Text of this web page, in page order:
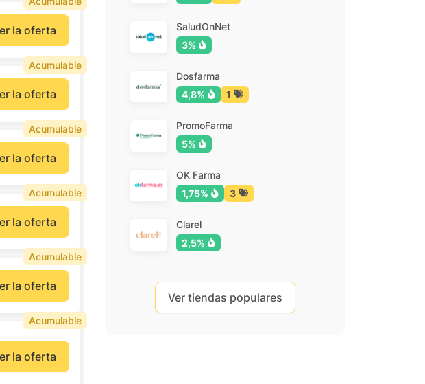
la oferta
la oferta
Acumulable
la oferta
Acumulable
la oferta
Acumulable
la oferta
Acumulable
la oferta
Acumulable
SaludOnNet
3%
Dosfarma
4,8%
1
PromoFarma
5%
OK Farma
1,75%
3
Clarel
2,5%
Ver tiendas populares